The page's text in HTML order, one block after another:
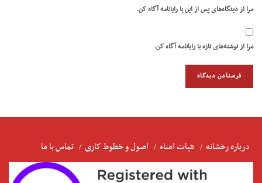
مرا از دیدگاه‌های پس از این با رایانامه آگاه کن.
مرا از نوشته‌های تازه با رایانامه آگاه کن.
درباره رخشانه هیات امناء اصول و خطوط کاری تماس با ما